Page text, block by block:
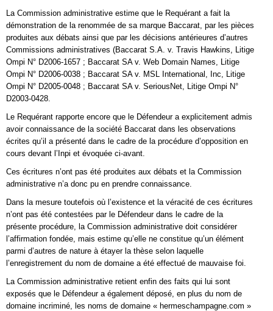
La Commission administrative estime que le Requérant a fait la
démonstration de la renommée de sa marque Baccarat, par les pièces
produites aux débats ainsi que par les décisions antérieures d’autres
Commissions administratives (Baccarat S.A. v. Travis Hawkins, Litige
Ompi N° D2006-1657 ; Baccarat SA v. Web Domain Names, Litige
Ompi N° D2006-0038 ; Baccarat SA v. MSL International, Inc, Litige
Ompi N° D2005-0048 ; Baccarat SA v. SeriousNet, Litige Ompi N°
D2003-0428.
Le Requérant rapporte encore que le Défendeur a explicitement admis
avoir connaissance de la société Baccarat dans les observations
écrites qu’il a présenté dans le cadre de la procédure d’opposition en
cours devant l’Inpi et évoquée ci-avant.
Ces écritures n’ont pas été produites aux débats et la Commission
administrative n’a donc pu en prendre connaissance.
Dans la mesure toutefois où l’existence et la véracité de ces écritures
n’ont pas été contestées par le Défendeur dans le cadre de la
présente procédure, la Commission administrative doit considérer
l’affirmation fondée, mais estime qu’elle ne constitue qu’un élément
parmi d’autres de nature à étayer la thèse selon laquelle
l’enregistrement du nom de domaine a été effectué de mauvaise foi.
La Commission administrative retient enfin des faits qui lui sont
exposés que le Défendeur a également déposé, en plus du nom de
domaine incriminé, les noms de domaine « hermeschampagne.com »